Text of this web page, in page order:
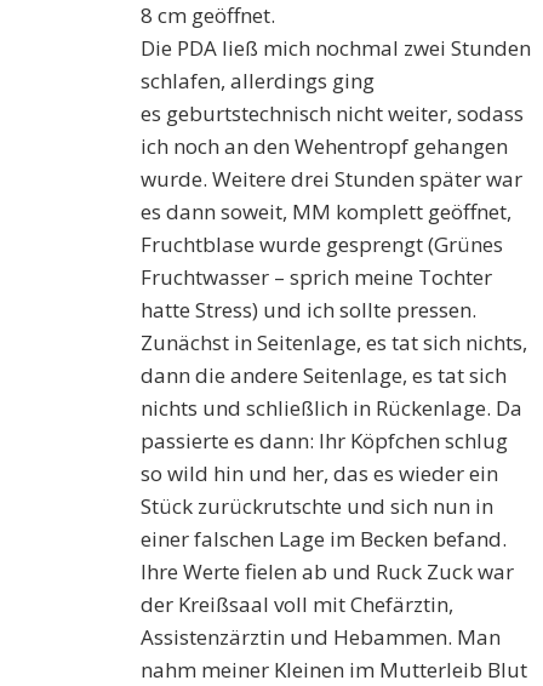
8 cm geöffnet.
Die PDA ließ mich nochmal zwei Stunden
schlafen, allerdings ging
es geburtstechnisch nicht weiter, sodass
ich noch an den Wehentropf gehangen
wurde. Weitere drei Stunden später war
es dann soweit, MM komplett geöffnet,
Fruchtblase wurde gesprengt (Grünes
Fruchtwasser – sprich meine Tochter
hatte Stress) und ich sollte pressen.
Zunächst in Seitenlage, es tat sich nichts,
dann die andere Seitenlage, es tat sich
nichts und schließlich in Rückenlage. Da
passierte es dann: Ihr Köpfchen schlug
so wild hin und her, das es wieder ein
Stück zurückrutschte und sich nun in
einer falschen Lage im Becken befand.
Ihre Werte fielen ab und Ruck Zuck war
der Kreißsaal voll mit Chefärztin,
Assistenzärztin und Hebammen. Man
nahm meiner Kleinen im Mutterleib Blut